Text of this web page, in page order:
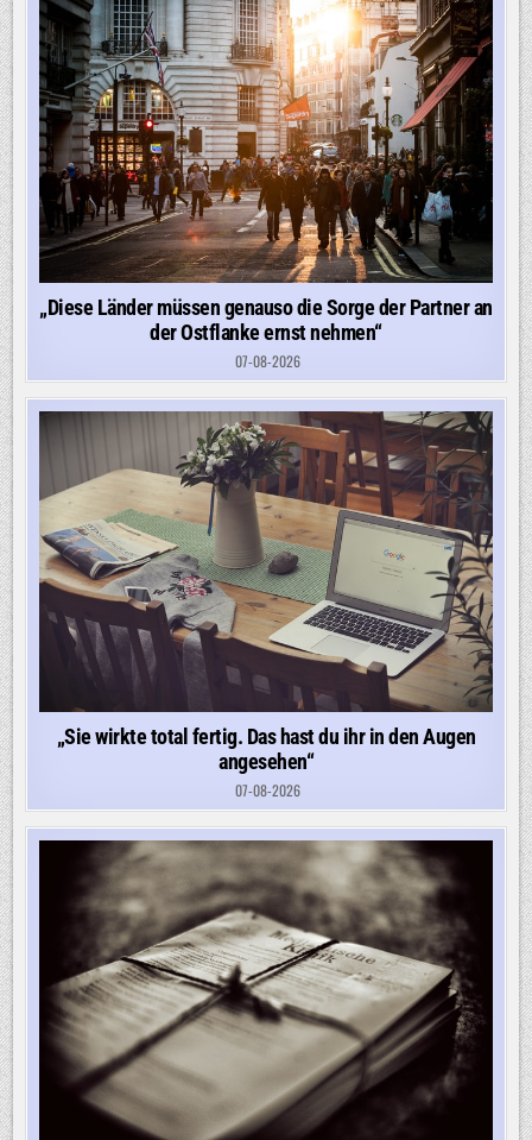
„Diese Länder müssen genauso die Sorge der Partner an
der Ostflanke ernst nehmen“
07-08-2026
„Sie wirkte total fertig. Das hast du ihr in den Augen
angesehen“
07-08-2026